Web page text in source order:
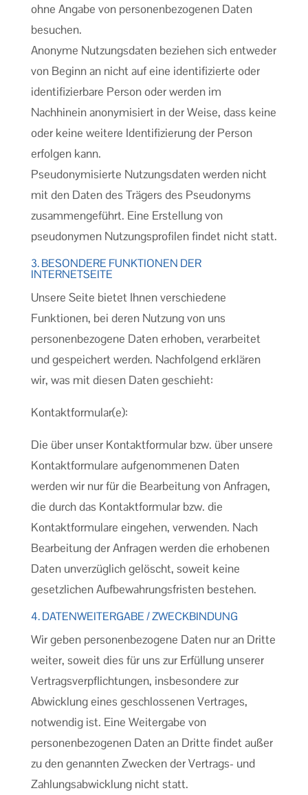
ohne Angabe von personenbezogenen Daten
besuchen.
Anonyme Nutzungsdaten beziehen sich entweder
von Beginn an nicht auf eine identifizierte oder
identifizierbare Person oder werden im
Nachhinein anonymisiert in der Weise, dass keine
oder keine weitere Identifizierung der Person
erfolgen kann.
Pseudonymisierte Nutzungsdaten werden nicht
mit den Daten des Trägers des Pseudonyms
zusammengeführt. Eine Erstellung von
pseudonymen Nutzungsprofilen findet nicht statt.
3. BESONDERE FUNKTIONEN DER
INTERNETSEITE
Unsere Seite bietet Ihnen verschiedene
Funktionen, bei deren Nutzung von uns
personenbezogene Daten erhoben, verarbeitet
und gespeichert werden. Nachfolgend erklären
wir, was mit diesen Daten geschieht:
Kontaktformular(e):
Die über unser Kontaktformular bzw. über unsere
Kontaktformulare aufgenommenen Daten
werden wir nur für die Bearbeitung von Anfragen,
die durch das Kontaktformular bzw. die
Kontaktformulare eingehen, verwenden. Nach
Bearbeitung der Anfragen werden die erhobenen
Daten unverzüglich gelöscht, soweit keine
gesetzlichen Aufbewahrungsfristen bestehen.
4. DATENWEITERGABE / ZWECKBINDUNG
Wir geben personenbezogene Daten nur an Dritte
weiter, soweit dies für uns zur Erfüllung unserer
Vertragsverpflichtungen, insbesondere zur
Abwicklung eines geschlossenen Vertrages,
notwendig ist. Eine Weitergabe von
personenbezogenen Daten an Dritte findet außer
zu den genannten Zwecken der Vertrags- und
Zahlungsabwicklung nicht statt.